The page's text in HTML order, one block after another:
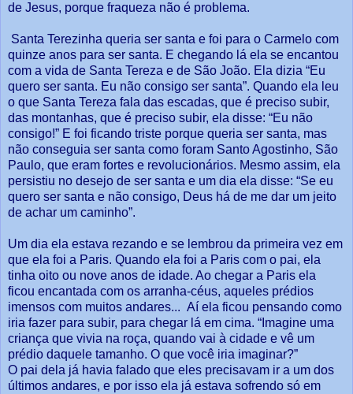
de Jesus, porque fraqueza não é problema.
Santa Terezinha queria ser santa e foi para o Carmelo com
quinze anos para ser santa. E chegando lá ela se encantou
com a vida de Santa Tereza e de São João. Ela dizia “Eu
quero ser santa. Eu não consigo ser santa”. Quando ela leu
o que Santa Tereza fala das escadas, que é preciso subir,
das montanhas, que é preciso subir, ela disse: “Eu não
consigo!” E foi ficando triste porque queria ser santa, mas
não conseguia ser santa como foram Santo Agostinho, São
Paulo, que eram fortes e revolucionários. Mesmo assim, ela
persistiu no desejo de ser santa e um dia ela disse: “Se eu
quero ser santa e não consigo, Deus há de me dar um jeito
de achar um caminho”.
Um dia ela estava rezando e se lembrou da primeira vez em
que ela foi a Paris. Quando ela foi a Paris com o pai, ela
tinha oito ou nove anos de idade. Ao chegar a Paris ela
ficou encantada com os arranha-céus, aqueles prédios
imensos com muitos andares... Aí ela ficou pensando como
iria fazer para subir, para chegar lá em cima. “Imagine uma
criança que vivia na roça, quando vai à cidade e vê um
prédio daquele tamanho. O que você iria imaginar?”
O pai dela já havia falado que eles precisavam ir a um dos
últimos andares, e por isso ela já estava sofrendo só em